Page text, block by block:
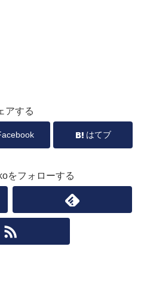
アする
はてブ
をフォローする